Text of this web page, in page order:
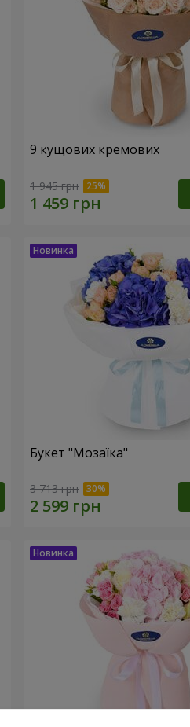
9 кущових кремових
1 945 грн
Букет "Мозаїка"
3 713 грн